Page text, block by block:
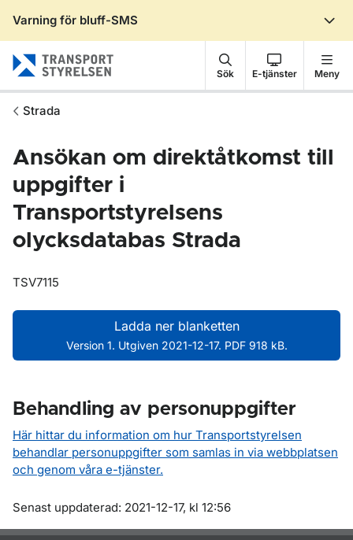
Varning för bluff-SMS
Sök E-tjänster Meny
Strada
Ansökan om direktåtkomst till
uppgifter i
Transportstyrelsens
olycksdatabas Strada
TSV7115
Ladda ner blanketten
Version 1. Utgiven 2021-12-17. PDF 918 kB.
Behandling av personuppgifter
Här hittar du information om hur Transportstyrelsen
behandlar personuppgifter som samlas in via webbplatsen
och genom våra e-tjänster.
Om sidan
Senast uppdaterad: 2021-12-17, kl 12:56